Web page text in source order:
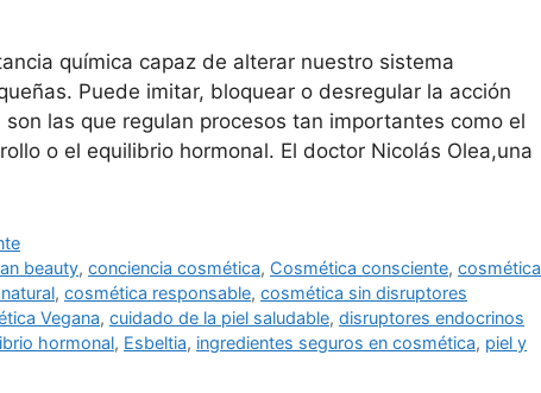
química capaz de alterar nuestro sistema
Puede imitar, bloquear o desregular la acción
las que regulan procesos tan importantes como el
o el equilibrio hormonal. El doctor Nicolás Olea,una
beauty,conciencia cosmética, Cosmética consciente,cosmética
, cosmética responsable, cosmética sin disruptores
Vegana, cuidado de la piel saludable, disruptores endocrinos
hormonal, Esbeltia, ingredientes seguros en cosmética, piel y